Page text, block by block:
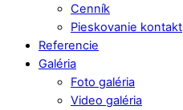
Cenník
Pieskovanie kontakt
Referencie
Galéria
Foto galéria
Video galéria